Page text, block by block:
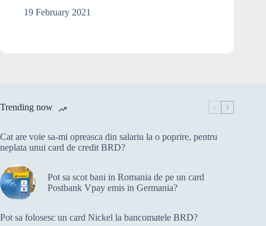
rata
Ce
fac?
19 February 2021
Trending now
Cat are voie sa-mi opreasca din salariu la o poprire, pentru
neplata unui card de credit BRD?
Pot sa scot bani in Romania de pe un card
Postbank Vpay emis in Germania?
Pot sa folosesc un card Nickel la bancomatele BRD?